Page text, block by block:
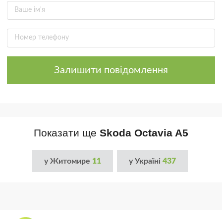
Залишити повідомлення
Показати ще Skoda Octavia A5
у Житомире 11 у Україні 437